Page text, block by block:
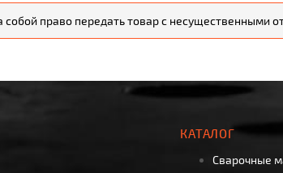
собой право передать товар с несущественными
КАТАЛОГ
Сварочные